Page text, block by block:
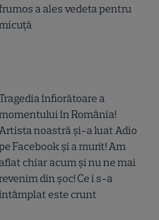
a ales vedeta pentru
Tragedia înfiorătoare a
în România!
noastră și-a luat Adio
Facebook și a murit! Am
aflat chiar acum și nu ne mai
din șoc! Ce i s-a
este crunt